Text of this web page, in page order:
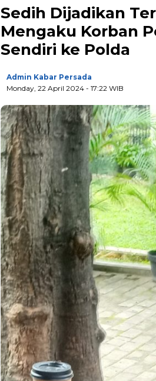
Sedih Dijadikan
Mengaku Korban
Sendiri ke Polda
Admin Kabar Persada
Monday, 22 April 2024 - 17:22 WIB